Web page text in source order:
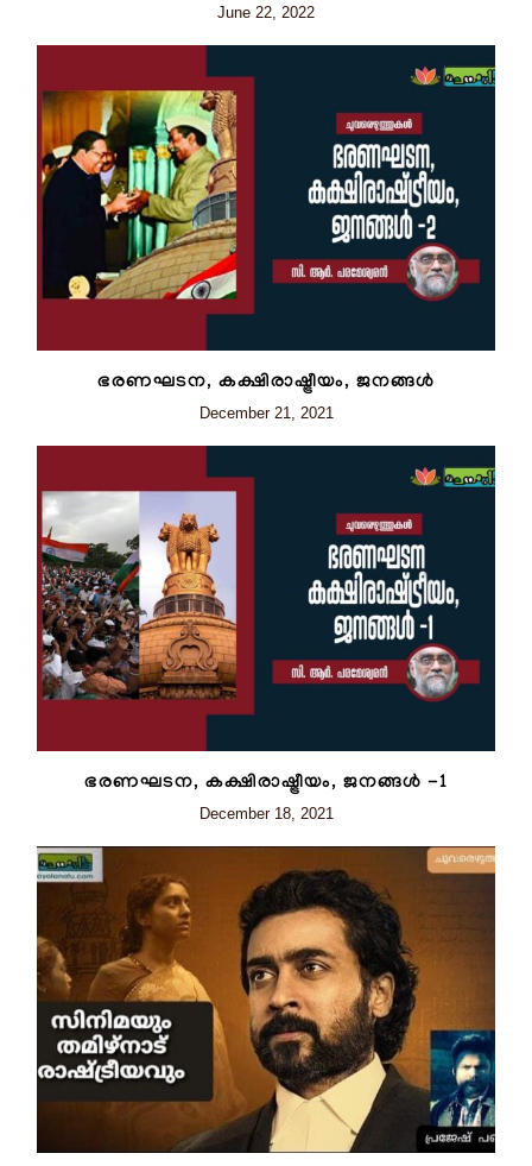
June 22, 2022
ഭരണഘടന, കക്ഷിരാഷ്ട്രീയം, ജനങ്ങൾ
December 21, 2021
ഭരണഘടന, കക്ഷിരാഷ്ട്രീയം, ജനങ്ങൾ -1
December 18, 2021